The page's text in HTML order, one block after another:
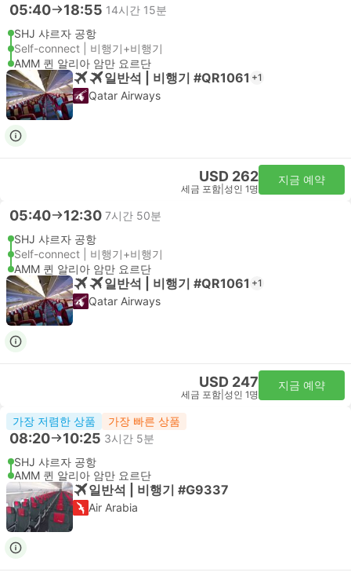
05:40 18:55 14시간 15분
SHJ 샤르자 공항
Self-connect | 비행기+비행기
AMM 퀸 알리아 암만 요르단
일반석 | 비행기 #QR1061 +1
Qatar Airways
USD 262
세금 포함 성인 1명
지금 예약
05:40 12:30 7시간 50분
SHJ 샤르자 공항
Self-connect | 비행기+비행기
AMM 퀸 알리아 암만 요르단
일반석 | 비행기 #QR1061 +1
Qatar Airways
USD 247
세금 포함 성인 1명
지금 예약
가장 저렴한 상품 가장 빠른 상품
08:20 10:25 3시간 5분
SHJ 샤르자 공항
AMM 퀸 알리아 암만 요르단
일반석 | 비행기 #G9337
Air Arabia